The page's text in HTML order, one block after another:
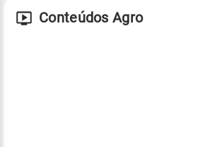
Conteúdos Agro